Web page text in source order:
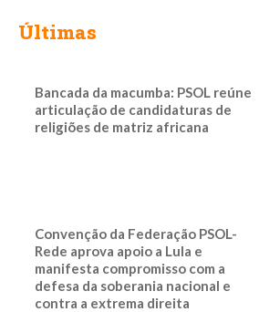
Últimas
Bancada da macumba: PSOL reúne
articulação de candidaturas de
religiões de matriz africana
Convenção da Federação PSOL-
Rede aprova apoio a Lula e
manifesta compromisso com a
defesa da soberania nacional e
contra a extrema direita